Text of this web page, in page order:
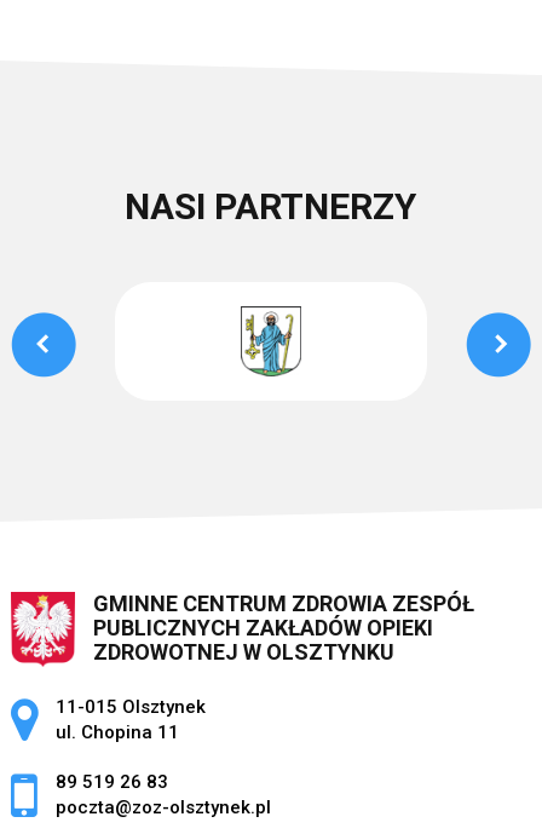
NASI PARTNERZY
GMINNE CENTRUM ZDROWIA ZESPÓŁ
PUBLICZNYCH ZAKŁADÓW OPIEKI
ZDROWOTNEJ W OLSZTYNKU
Adres pocztowy:
11-015 Olsztynek
ul. Chopina 11
89 519 26 83
poczta@zoz-olsztynek.pl